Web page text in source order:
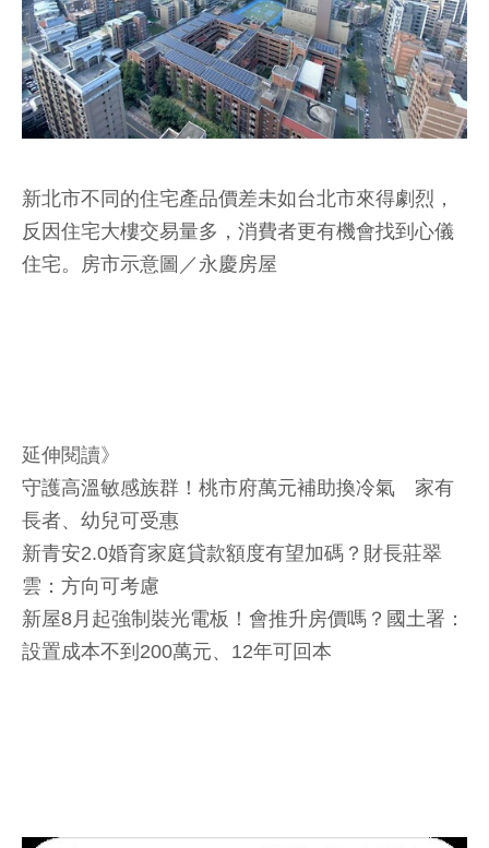
新北市不同的住宅產品價差未如台北市來得劇烈，
反因住宅大樓交易量多，消費者更有機會找到心儀
住宅。房市示意圖／永慶房屋
延伸閱讀》
守護高溫敏感族群！桃市府萬元補助換冷氣 家有
長者、幼兒可受惠
新青安2.0婚育家庭貸款額度有望加碼？財長莊翠
雲：方向可考慮
新屋8月起強制裝光電板！會推升房價嗎？國土署：
設置成本不到200萬元、12年可回本